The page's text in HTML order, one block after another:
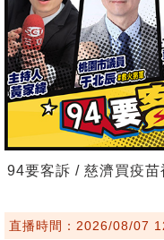
94要客訴 / 慈濟買疫
直播時間：2026/08/07